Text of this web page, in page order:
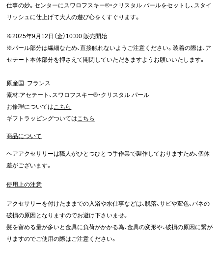
仕事の妙。センターにスワロフスキー®・クリスタル パールをセットし、スタイ
リッシュに仕上げて大人の遊び心をくすぐります。
※2025年9月12日（金）10：00 販売開始
※パール部分は繊細なため、直接触れないようご注意ください。装着の際は、ア
セテート本体部分を押さえて開閉していただきますようお願いいたします。
原産国: フランス
素材:アセテート、スワロフスキー®・クリスタル パール
お修理についてはこちら
ギフトラッピングついてはこちら
商品について
ヘアアクセサリーは職人がひとつひとつ手作業で製作しておりますため、個体
差がございます。
使用上の注意
アクセサリーを付けたままでの入浴や水仕事などは、脱落、サビや変色、バネの
破損の原因となりますのでお避け下さいませ。
髪を留める量が多いと金具に負荷がかかる為、金具の変形や、破損の原因に繋が
りますのでご使用の際はご注意ください。